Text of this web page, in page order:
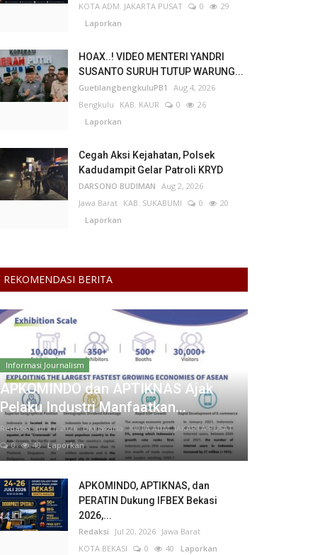
KOTA ADM. JAKARTA PUSAT
0
29
Laporkan
HOAX..! VIDEO MENTERI YANDRI
SUSANTO SURUH TUTUP WARUNG...
GuetilangbengkuluPB1
Aug 4, 2026
Bengkulu
KAB. KAUR 0
26
Laporkan
Cegah Aksi Kejahatan, Polsek
Kadudampit Gelar Patroli KRYD
DARSONO BUDIMAN Aug 2, 2026
Jawa Barat KAB. SUKABUMI 0
20
Laporkan
REKOMENDASI BERITA
Informasi Journalism
APKOMINDO dan APTIKNAS Ajak
Pelaku Industri Manfaatkan...
Redaksi Jul 21, 2026 DKI Jakarta KOTA ADM. JAKARTA PUSAT
0
40Laporkan
APKOMINDO, APTIKNAS, dan
PERATIN Dukung IFBEX Bekasi
2026,...
Redaksi Jul 20, 2026 Jawa Barat
KOTA BEKASI
0 40 Laporkan